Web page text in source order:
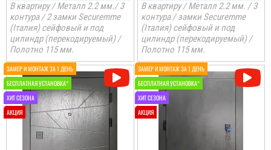
В квартиру / Металл 2.2 мм./ 3
контура / 2 замки Securemme
(Італия) сейфовый и под
цилиндр (перекодируемый) /
Полотно 115 мм.
В квартиру / Металл 2.2 мм. / 3
контура / замки Securemme
(Італия) сейфовый и под
цилиндр (перекодируемый) /
Полотно 115 мм.